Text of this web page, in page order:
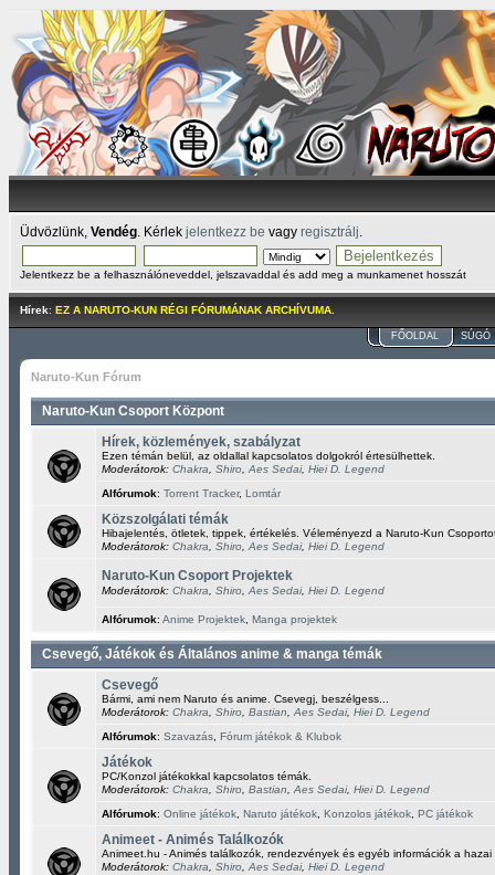
Üdvözlünk, Vendég. Kérlek jelentkezz be vagy regisztrálj.
Jelentkezz be a felhasználóneveddel, jelszavaddal és add meg a munkamenet hosszát
Hírek: EZ A NARUTO-KUN RÉGI FÓRUMÁNAK ARCHÍVUMA.
FŐOLDAL SÚGÓ
Naruto-Kun Fórum
Naruto-Kun Csoport Központ
Hírek, közlemények, szabályzat
Ezen témán belül, az oldallal kapcsolatos dolgokról értesülhettek.
Moderátorok: Chakra Shiro, Aes Sedai, Hiei D. Legend
Alfórumok: Torrent Tracker, Lomtár
Közszolgálati témák
Hibajelentés, ötletek, tippek, értékelés. Véleményezd a Naruto-Kun
Moderátorok: Chakra Shiro, Aes Sedai, Hiei D. Legend
Naruto-Kun Csoport Projektek
Moderátorok: Chakra Shiro, Aes Sedai, Hiei D. Legend
Alfórumok: Anime Projektek, Manga projektek
Csevegő, Játékok és Általános anime & manga témák
Csevegő
Bármi, ami nem Naruto és anime. Csevegj, beszélgess...
Moderátorok: Chakra, Shiro, Bastian,Aes Sedai, Hiei D. Legend
Alfórumok: Szavazás, Fórum játékok & Klubok
Játékok
PC/Konzol játékokkal kapcsolatos témák.
Moderátorok: Chakra, Shiro, Bastian,Aes Sedai, Hiei D. Legend
Alfórumok: Online játékok, Naruto játékok, Konzolos játékok, PC játékok
Animeet - Animés Találkozók
Animeet.hu - Animés találkozók, rendezvények és egyéb információk a
Moderátorok: Chakra, Shiro,Aes Sedai, Hiei D. Legend